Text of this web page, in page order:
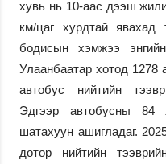
хувь нь 10-аас дээш
км/цаг хурдтай явахад
бодисын хэмжээ
Улаанбаатар хотод 1278
автобус нийтийн
Эдгээр автобусны 84
шатахуун ашигладаг.
дотор нийтийн